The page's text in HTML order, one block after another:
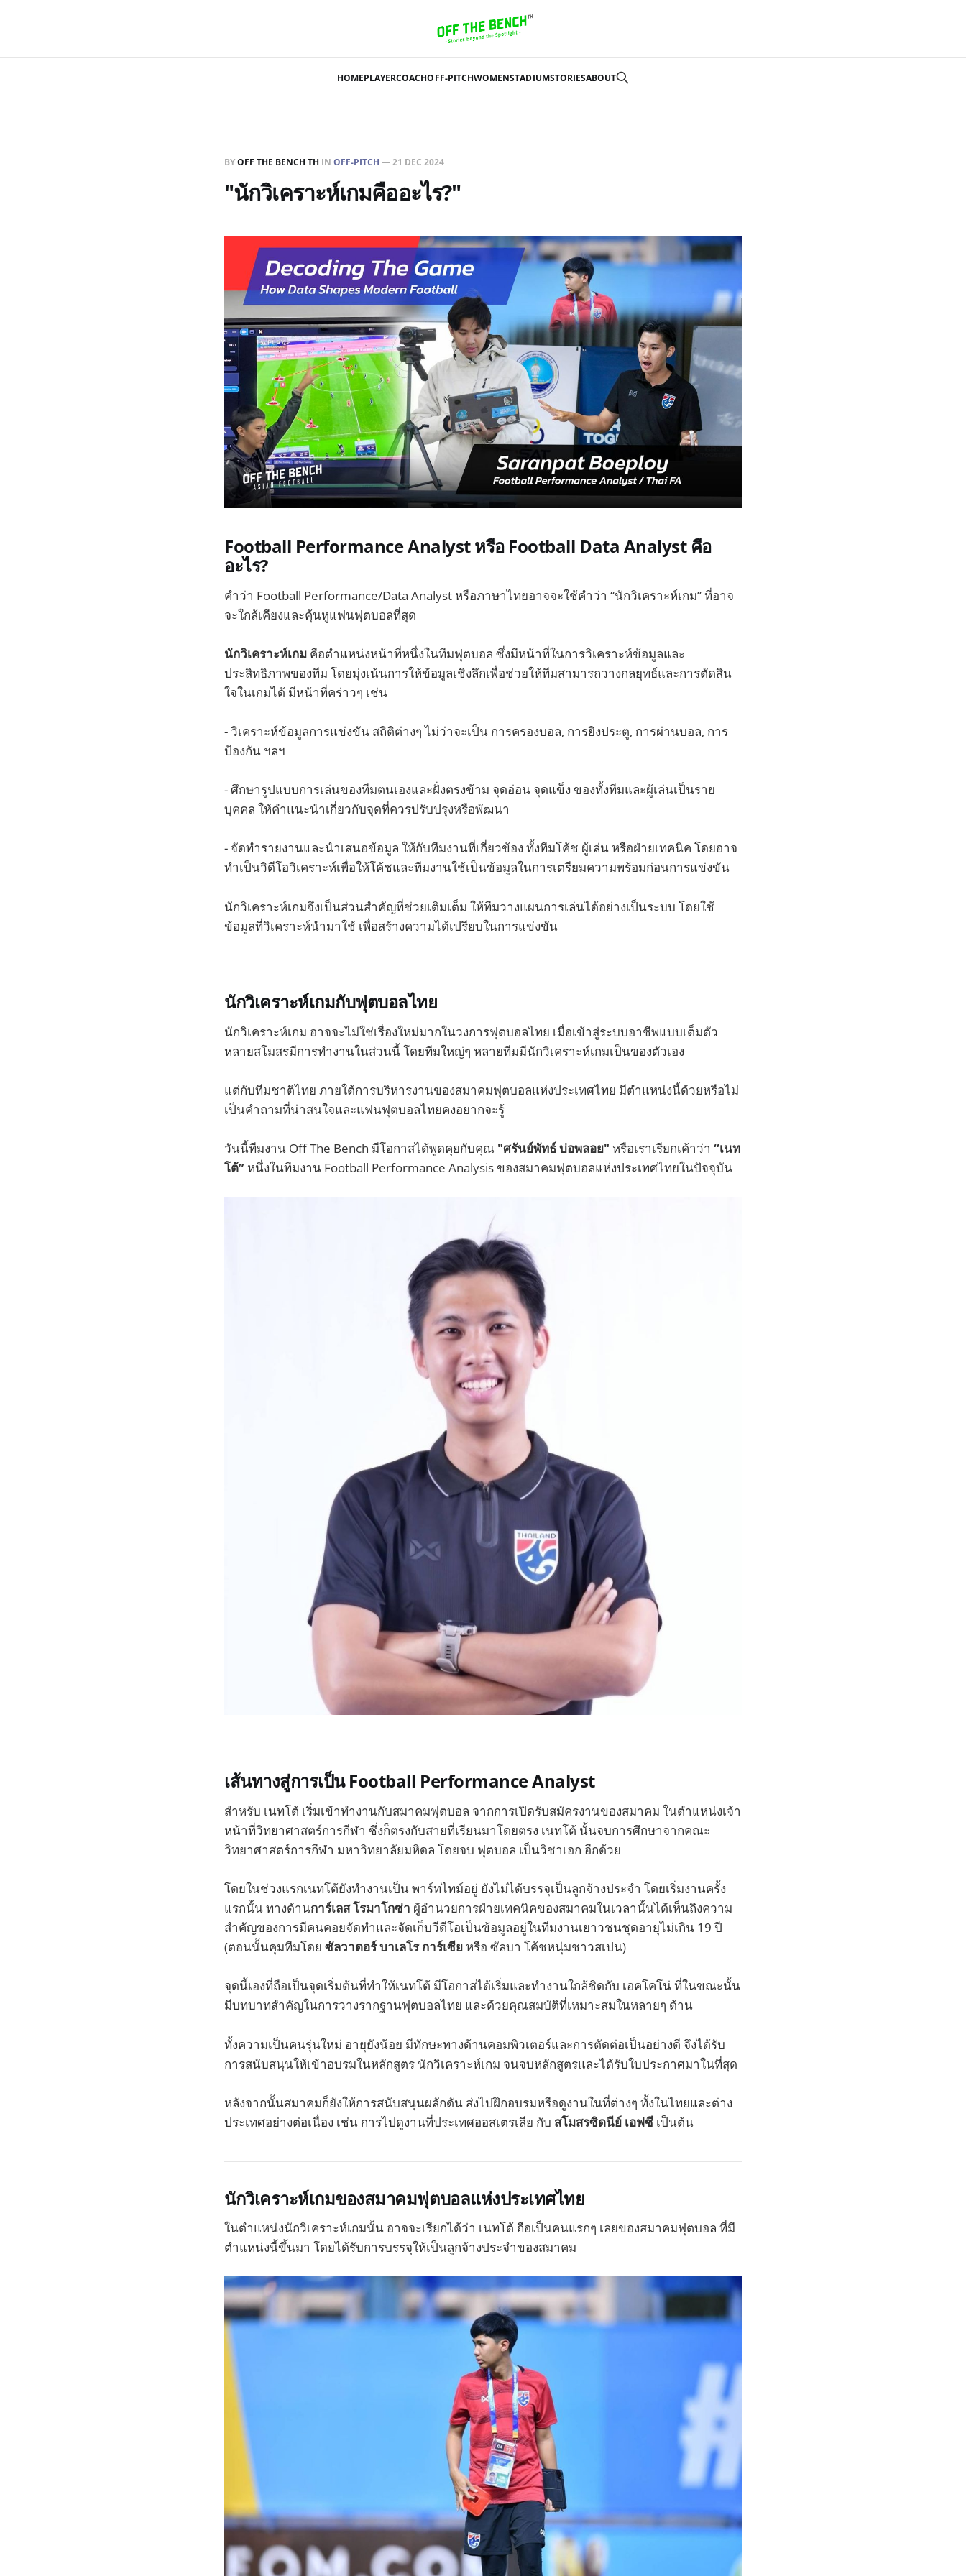
HOMEPLAYERCOACHOFF-PITCHWOMENSTADIUMSTORIESABOUT
BYOFF THE BENCH TH IN OFF-PITCH —21 DEC 2024
"นักวิเคราะห์เกมคืออะไร?"
Football Performance Analyst หรือ Football Data Analyst คือ
อะไร?
คำว่า Football Performance/Data Analyst หรือภาษาไทยอาจจะใช้คำว่า “นักวิเคราะห์เกม” ที่อาจ
จะใกล้เคียงและคุ้นหูแฟนฟุตบอลที่สุด
นักวิเคราะห์เกม คือตำแหน่งหน้าที่หนึ่งในทีมฟุตบอล ซึ่งมีหน้าที่ในการวิเคราะห์ข้อมูลและ
ประสิทธิภาพของทีม โดยมุ่งเน้นการให้ข้อมูลเชิงลึกเพื่อช่วยให้ทีมสามารถวางกลยุทธ์และการตัดสิน
ใจในเกมได้ มีหน้าที่คร่าวๆ เช่น
- วิเคราะห์ข้อมูลการแข่งขัน สถิติต่างๆ ไม่ว่าจะเป็น การครองบอล, การยิงประตู, การผ่านบอล, การ
ป้องกัน ฯลฯ
- ศึกษารูปแบบการเล่นของทีมตนเองและฝั่งตรงข้าม จุดอ่อน จุดแข็ง ของทั้งทีมและผู้เล่นเป็นราย
บุคคล ให้คำแนะนำเกี่ยวกับจุดที่ควรปรับปรุงหรือพัฒนา
- จัดทำรายงานและนำเสนอข้อมูล ให้กับทีมงานที่เกี่ยวข้อง ทั้งทีมโค้ช ผู้เล่น หรือฝ่ายเทคนิค โดยอาจ
ทำเป็นวิดีโอวิเคราะห์เพื่อให้โค้ชและทีมงานใช้เป็นข้อมูลในการเตรียมความพร้อมก่อนการแข่งขัน
นักวิเคราะห์เกมจึงเป็นส่วนสำคัญที่ช่วยเติมเต็ม ให้ทีมวางแผนการเล่นได้อย่างเป็นระบบ โดยใช้
ข้อมูลที่วิเคราะห์นำมาใช้ เพื่อสร้างความได้เปรียบในการแข่งขัน
นักวิเคราะห์เกมกับฟุตบอลไทย
นักวิเคราะห์เกม อาจจะไม่ใช่เรื่องใหม่มากในวงการฟุตบอลไทย เมื่อเข้าสู่ระบบอาชีพแบบเต็มตัว
หลายสโมสรมีการทำงานในส่วนนี้ โดยทีมใหญ่ๆ หลายทีมมีนักวิเคราะห์เกมเป็นของตัวเอง
แต่กับทีมชาติไทย ภายใต้การบริหารงานของสมาคมฟุตบอลแห่งประเทศไทย มีตำแหน่งนี้ด้วยหรือไม่
เป็นคำถามที่น่าสนใจและแฟนฟุตบอลไทยคงอยากจะรู้
วันนี้ทีมงาน Off The Bench มีโอกาสได้พูดคุยกับคุณ "ศรันย์พัทธ์ บ่อพลอย" หรือเราเรียกเค้าว่า “เนท
โต้” หนึ่งในทีมงาน Football Performance Analysis ของสมาคมฟุตบอลแห่งประเทศไทยในปัจจุบัน
เส้นทางสู่การเป็น Football Performance Analyst
สำหรับ เนทโต้ เริ่มเข้าทำงานกับสมาคมฟุตบอล จากการเปิดรับสมัครงานของสมาคม ในตำแหน่งเจ้า
หน้าที่วิทยาศาสตร์การกีฬา ซึ่งก็ตรงกับสายที่เรียนมาโดยตรง เนทโต้ นั้นจบการศึกษาจากคณะ
วิทยาศาสตร์การกีฬา มหาวิทยาลัยมหิดล โดยจบ ฟุตบอล เป็นวิชาเอก อีกด้วย
โดยในช่วงแรกเนทโต้ยังทำงานเป็น พาร์ทไทม์อยู่ ยังไม่ได้บรรจุเป็นลูกจ้างประจำ โดยเริ่มงานครั้ง
แรกนั้น ทางด้านการ์เลส โรมาโกซ่า ผู้อำนวยการฝ่ายเทคนิคของสมาคมในเวลานั้นได้เห็นถึงความ
สำคัญของการมีคนคอยจัดทำและจัดเก็บวีดีโอเป็นข้อมูลอยู่ในทีมงานเยาวชนชุดอายุไม่เกิน 19 ปี
(ตอนนั้นคุมทีมโดย ซัลวาดอร์ บาเลโร การ์เซีย หรือ ซัลบา โค้ชหนุ่มชาวสเปน)
จุดนี้เองที่ถือเป็นจุดเริ่มต้นที่ทำให้เนทโต้ มีโอกาสได้เริ่มและทำงานใกล้ชิดกับ เอคโคโน่ ที่ในขณะนั้น
มีบทบาทสำคัญในการวางรากฐานฟุตบอลไทย และด้วยคุณสมบัติที่เหมาะสมในหลายๆ ด้าน
ทั้งความเป็นคนรุ่นใหม่ อายุยังน้อย มีทักษะทางด้านคอมพิวเตอร์และการตัดต่อเป็นอย่างดี จึงได้รับ
การสนับสนุนให้เข้าอบรมในหลักสูตร นักวิเคราะห์เกม จนจบหลักสูตรและได้รับใบประกาศมาในที่สุด
หลังจากนั้นสมาคมก็ยังให้การสนับสนุนผลักดัน ส่งไปฝึกอบรมหรือดูงานในที่ต่างๆ ทั้งในไทยและต่าง
ประเทศอย่างต่อเนื่อง เช่น การไปดูงานที่ประเทศออสเตรเลีย กับ สโมสรซิดนีย์ เอฟซี เป็นต้น
นักวิเคราะห์เกมของสมาคมฟุตบอลแห่งประเทศไทย
ในตำแหน่งนักวิเคราะห์เกมนั้น อาจจะเรียกได้ว่า เนทโต้ ถือเป็นคนแรกๆ เลยของสมาคมฟุตบอล ที่มี
ตำแหน่งนี้ขึ้นมา โดยได้รับการบรรจุให้เป็นลูกจ้างประจำของสมาคม